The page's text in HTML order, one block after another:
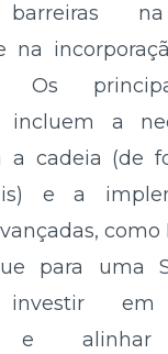
barreiras
na
Os
incluem a
a cadeia (de
e a
como
para uma
investir em
e alinhar